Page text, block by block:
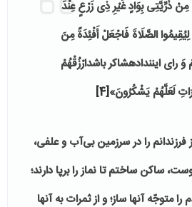
مِنْ ذُرِّيَّتِی بِوَادٍ غَيْرِ ذِی زَرْعٍ عِنْدَ
لِيُقِيمُوا الصَّلَاةَ فَاجْعَلْ أَفْئِدَةً مِنَ
رای اینندادهشاکر باشدارْزُقْهُمْ
لَعَلَّهُمْ يَشْكُرُونَ»[4]
فرزندانم را در سرزمین بی‌آب و علفی،
ساکن ساختم تا نماز را برپا دارند؛
متوجّه آن­ها ساز؛ و از ثمرات به آن­ها